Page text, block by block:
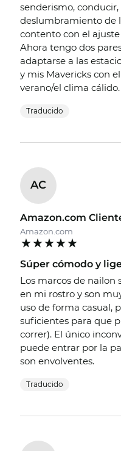
senderismo,
deslumbramiento de
contento con el
Ahora tengo dos
adaptarse a las
y mis Mavericks con
verano/el clima cálido.
Traducido
AC
Amazon.com
Amazon.com
Súper cómodo y
Los marcos de
en mi rostro y son
uso de forma casual,
suficientes para que
correr). El único
puede entrar por la
son envolventes.
Traducido